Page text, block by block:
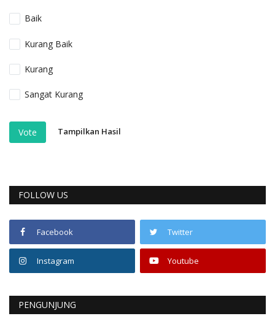
Baik
Kurang Baik
Kurang
Sangat Kurang
Vote Tampilkan Hasil
FOLLOW US
Facebook Twitter
Instagram Youtube
PENGUNJUNG